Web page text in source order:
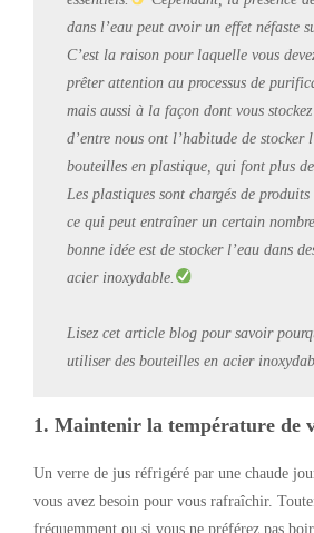
dans l’eau peut avoir un effet néfaste
C’est la raison pour laquelle vous
prêter attention au processus de
mais aussi à la façon dont vous
d’entre nous ont l’habitude de stocker
bouteilles en plastique, qui font plus
Les plastiques sont chargés de
ce qui peut entraîner un certain
bonne idée est de stocker l’eau dans
acier inoxydable.
Lisez cet article blog pour savoir
utiliser des bouteilles en acier
1. Maintenir la température de
Un verre de jus réfrigéré par une chaude
vous avez besoin pour vous rafraîchir.
fréquemment ou si vous ne préférez pas